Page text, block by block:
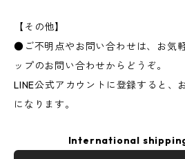
【その他】
●ご不明点やお問い合わせは、お気
ップのお問い合わせからどうぞ。
LINE公式アカウントに登録すると、
になります。
International